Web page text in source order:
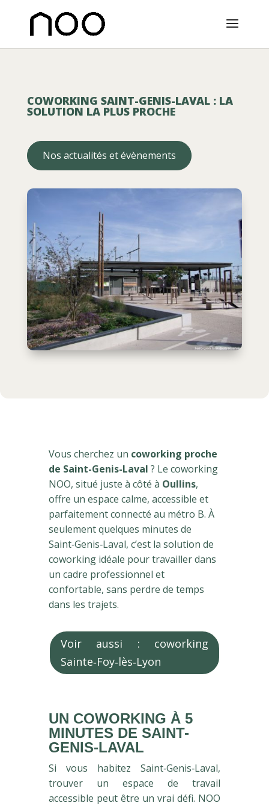
COWORKING SAINT-GENIS-LAVAL : LA
SOLUTION LA PLUS PROCHE
Nos actualités et évènements
Vous cherchez un coworking proche
de Saint-Genis-Laval ? Le coworking
NOO, situé juste à côté à Oullins,
offre un espace calme, accessible et
parfaitement connecté au métro B. À
seulement quelques minutes de
Saint‑Genis‑Laval, c’est la solution de
coworking idéale pour travailler dans
un cadre professionnel et
confortable, sans perdre de temps
dans les trajets.
Voir aussi : coworking
Sainte‑Foy‑lès‑Lyon
UN COWORKING À 5
MINUTES DE SAINT-
GENIS-LAVAL
Si vous habitez Saint‑Genis‑Laval,
trouver un espace de travail
accessible peut être un vrai défi. NOO